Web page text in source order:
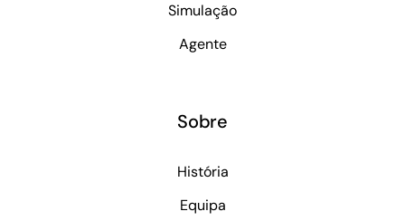
Simulação
Agente
Sobre
História
Equipa